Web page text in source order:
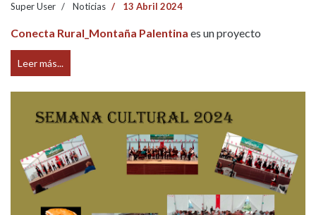
Super User Noticias 13 Abril 2024
Conecta Rural_Montaña Palentina es un proyecto
Leer más...